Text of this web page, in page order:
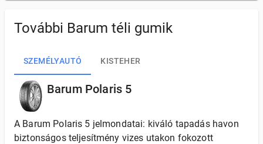
További Barum téli gumik
SZEMÉLYAUTÓ KISTEHER
Barum Polaris 5
A Barum Polaris 5 jelmondatai: kiváló tapadás havon
biztonságos teljesítmény vizes utakon fokozott